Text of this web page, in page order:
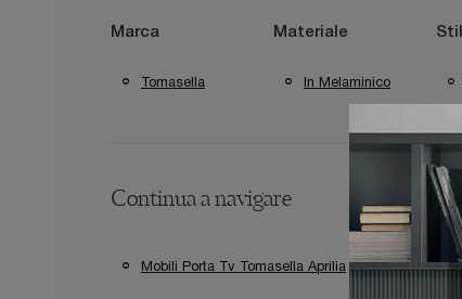
Marca
Tomasella
Materiale
In Melaminico
Continua a navigare
Mobili Porta Tv Tomasella Aprilia Mobili